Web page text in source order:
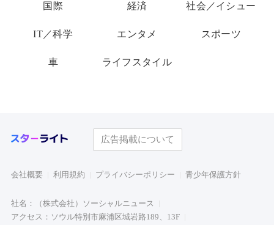
国際 経済 社会／イシュー
IT／科学 エンタメ スポーツ
車 ライフスタイル
広告掲載について
会社概要 利用規約 プライバシーポリシー 青少年保護方針
社名：（株式会社）ソーシャルニュース
アクセス：ソウル特別市麻浦区城岩路189、13F